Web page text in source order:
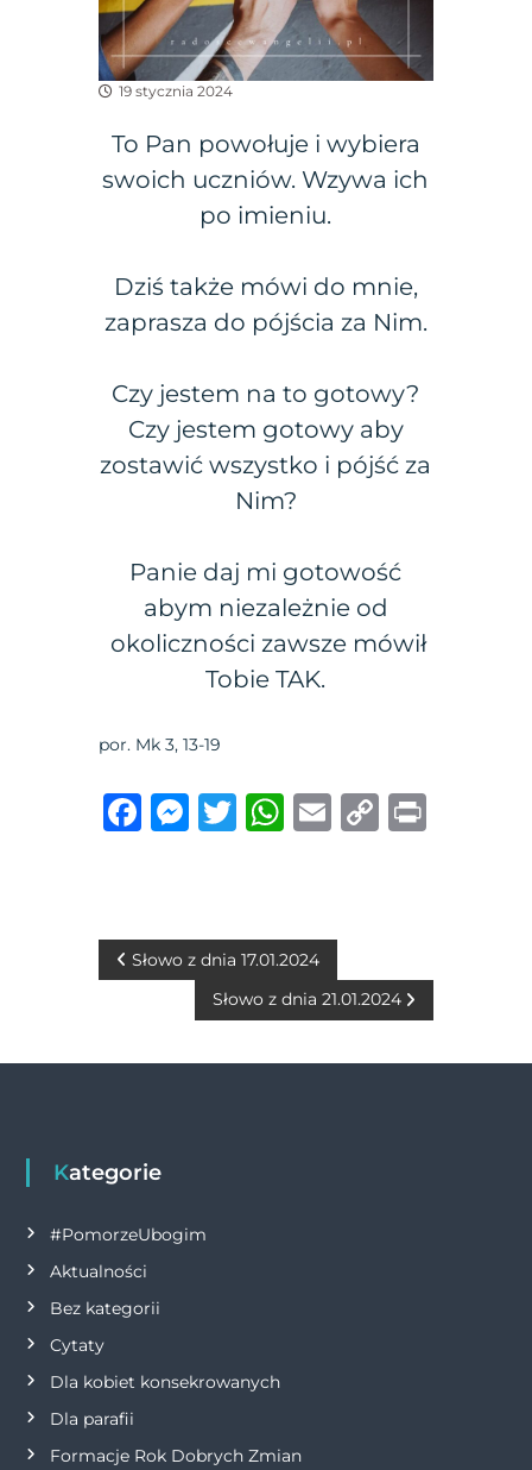
19 stycznia 2024
To Pan powołuje i wybiera
swoich uczniów. Wzywa ich
po imieniu.
Dziś także mówi do mnie,
zaprasza do pójścia za Nim.
Czy jestem na to gotowy?
Czy jestem gotowy aby
zostawić wszystko i pójść za
Nim?
Panie daj mi gotowość
abym niezależnie od
okoliczności zawsze mówił
Tobie TAK.
por. Mk 3, 13-19
F
b
k
M
n
g
T
r
W
A
p
E
C
n
N
w
g
a
c
j
a
w
Słowo z dnia 17.01.2024
Słowo z dnia 21.01.2024
Kategorie
#PomorzeUbogim
Aktualności
Bez kategorii
Cytaty
Dla kobiet konsekrowanych
Dla parafii
Formacje Rok Dobrych Zmian